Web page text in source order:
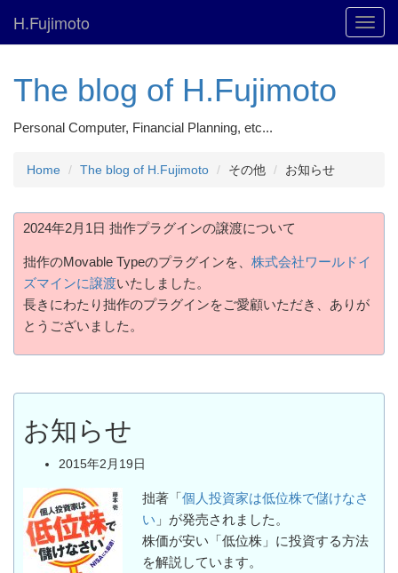
H.Fujimoto
The blog of H.Fujimoto
Personal Computer, Financial Planning, etc...
Home The blog of H.Fujimoto その他 お知らせ
2024年2月1日 拙作プラグインの譲渡について
拙作のMovable Typeのプラグインを、 株式会社ワールドイ
ズマインに譲渡いたしました。
長きにわたり拙作のプラグインをご愛顧いただき、ありが
とうございました。
お知らせ
2015年2月19日
拙著「 個人投資家は低位株で儲けなさ
い 」が発売されました。
株価が安い「低位株」に投資する方法
を解説しています。